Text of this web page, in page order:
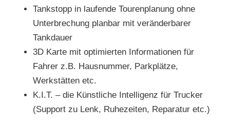
Tankstopp in laufende Tourenplanung ohne
Unterbrechung planbar mit veränderbarer
Tankdauer
3D Karte mit optimierten Informationen für
Fahrer z.B. Hausnummer, Parkplätze,
Werkstätten etc.
K.I.T. – die Künstliche Intelligenz für Trucker
(Support zu Lenk, Ruhezeiten, Reparatur etc.)